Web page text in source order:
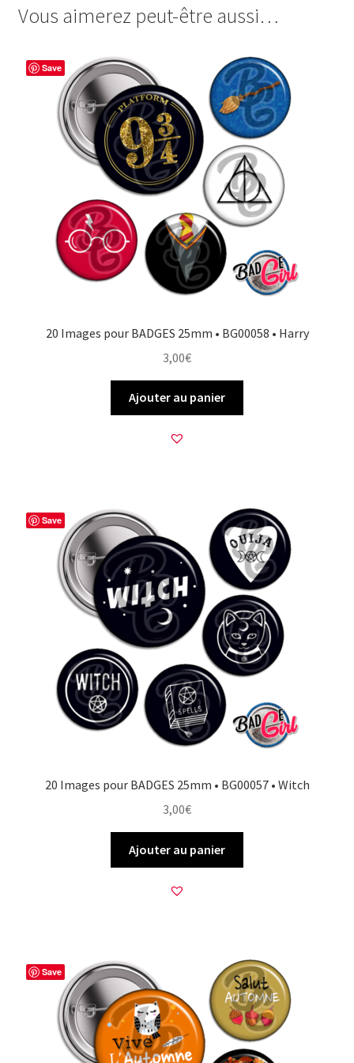
l'Automne
e
o
o
t
e
s
t
t
e
r
t
g
e
r
Vous aimerez peut-être aussi…
Save
20 Images pour BADGES 25mm • BG00058 • Harry
3,00€
Ajouter au panier
Save
20 Images pour BADGES 25mm • BG00057 • Witch
3,00€
Ajouter au panier
Save